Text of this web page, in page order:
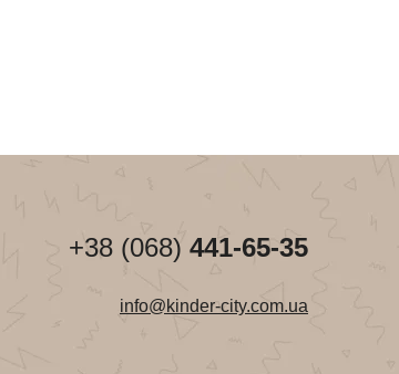
+38 (068) 441-65-35
info@kinder-city.com.ua